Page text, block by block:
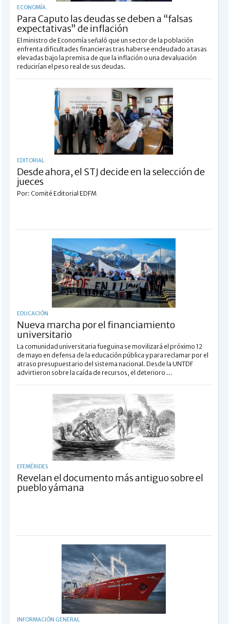
ECONOMÍA
Para Caputo las deudas se deben a “falsas
expectativas” de inflación
El ministro de Economía señaló que un sector de la población
enfrenta dificultades financieras tras haberse endeudado a tasas
elevadas bajo la premisa de que la inflación o una devaluación
reducirían el peso real de sus deudas.
EDITORIAL
Desde ahora, el STJ decide en la selección de
jueces
Por: Comité Editorial EDFM
EDUCACIÓN
Nueva marcha por el financiamiento
universitario
La comunidad universitaria fueguina se movilizará el próximo 12
de mayo en defensa de la educación pública y para reclamar por el
atraso presupuestario del sistema nacional. Desde la UNTDF
advirtieron sobre la caída de recursos, el deterioro ...
EFEMÉRIDES
Revelan el documento más antiguo sobre el
pueblo yámana
INFORMACIÓN GENERAL